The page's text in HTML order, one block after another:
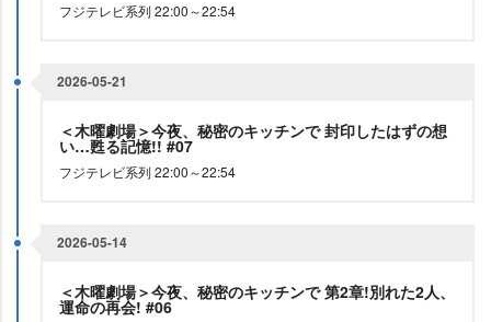
フジテレビ系列 22:00～22:54
2026-05-21
＜木曜劇場＞今夜、秘密のキッチンで 封印したはずの想
い…甦る記憶!! #07
フジテレビ系列 22:00～22:54
2026-05-14
＜木曜劇場＞今夜、秘密のキッチンで 第2章!別れた2人、
運命の再会! #06